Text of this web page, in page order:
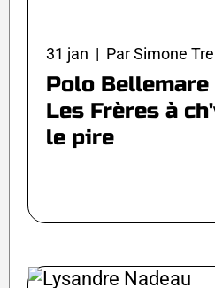
31 jan | Par Simone
Polo
Les Frères à
le pire